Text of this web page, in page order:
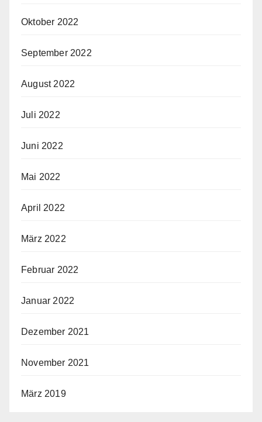
Oktober 2022
September 2022
August 2022
Juli 2022
Juni 2022
Mai 2022
April 2022
März 2022
Februar 2022
Januar 2022
Dezember 2021
November 2021
März 2019